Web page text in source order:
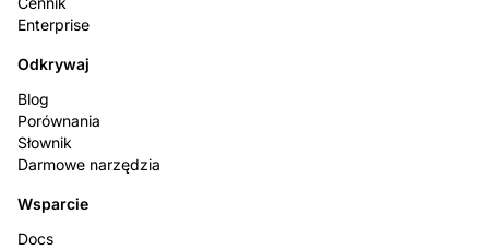
Enterprise
Odkrywaj
Blog
Porównania
Słownik
Darmowe narzędzia
Wsparcie
Docs